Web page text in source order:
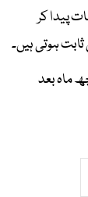
پیدا کر
ہوتی ہیں۔
ماہ بعد